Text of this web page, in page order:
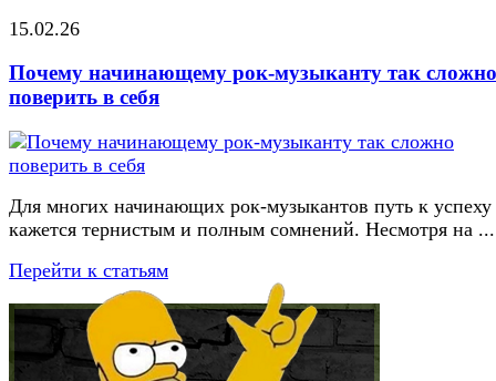
15.02.26
Почему начинающему рок-музыканту так сложно
поверить в себя
Для многих начинающих рок-музыкантов путь к успеху
кажется тернистым и полным сомнений. Несмотря на ...
Перейти к статьям